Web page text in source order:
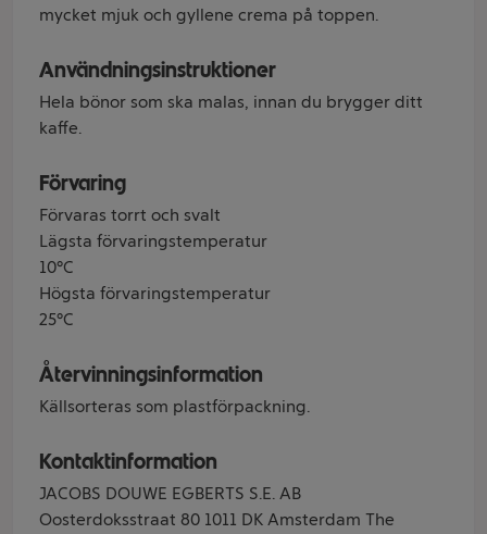
mycket mjuk och gyllene crema på toppen.
Användningsinstruktioner
Hela bönor som ska malas, innan du brygger ditt
kaffe.
Förvaring
Förvaras torrt och svalt
Lägsta förvaringstemperatur
10°C
Högsta förvaringstemperatur
25°C
Återvinningsinformation
Källsorteras som plastförpackning.
Kontaktinformation
JACOBS DOUWE EGBERTS S.E. AB
Oosterdoksstraat 80 1011 DK Amsterdam The